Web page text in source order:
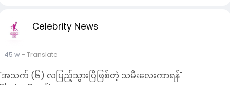
Celebrity News
45 w- Translate
အသက် (၆) လပြည့်သွားပြီဖြစ်တဲ့ သမီးလေးကာရန်"